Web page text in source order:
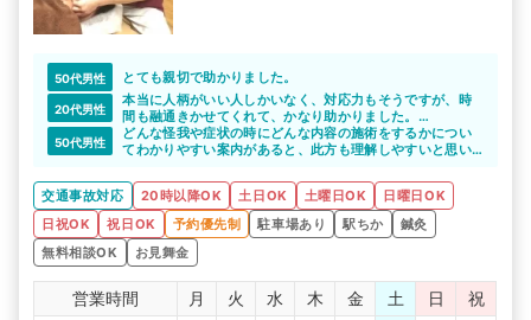
50代男性 とても親切で助かりました。
20代男性
本当に人柄がいい人しかいなく、対応力もそうですが、時
間も融通きかせてくれて、かなり助かりました。
また何かあったら通いたいと思える素敵な場所でした。
50代男性
どんな怪我や症状の時にどんな内容の施術をするかについ
てわかりやすい案内があると、此方も理解しやすいと思い
に出来れば良いです。
交通事故対応 20時以降OK 土日OK 土曜日OK
日曜日OK
日祝OK
祝日OK 予約優先制 駐車場あり 駅ちか
鍼灸
無料相談OK
お見舞金
営業時間 月 火 水 木 金 土 日
祝